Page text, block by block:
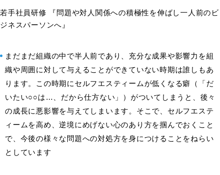
若手社員研修 『問題や対人関係への積極性を伸ばし一人前のビ
ジネスパーソンへ』
まだまだ組織の中で半人前であり、充分な成果や影響力を組
織や周囲に対して与えることができていない時期は誰しもあ
ります。この時期にセルフエスティームが低くなる癖（「だ
いたい○○は…、だから仕方ない」）がついてしまうと、後々
の成長に悪影響を与えてしまいます。そこで、セルフエステ
ィームを高め、逆境にめげない心のあり方を掴んでおくこと
で、今後の様々な問題への対処方を身につけることをねらい
としています